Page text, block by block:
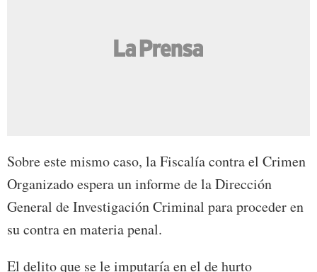
Sobre este mismo caso, la Fiscalía contra el Crimen
Organizado espera un informe de la Dirección
General de Investigación Criminal para proceder en
su contra en materia penal.
El delito que se le imputaría en el de hurto